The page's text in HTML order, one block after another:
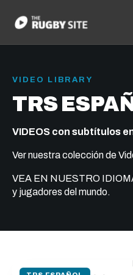
VIDEO LIBRARY
TRS
VIDEOS con subtítulos
Ver nuestra colección de
VEA EN NUESTRO
y jugadores del mundo.